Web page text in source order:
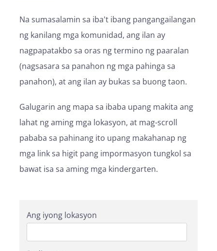
Na sumasalamin sa iba't ibang pangangailangan
ng kanilang mga komunidad, ang ilan ay
nagpapatakbo sa oras ng termino ng paaralan
(nagsasara sa panahon ng mga pahinga sa
panahon), at ang ilan ay bukas sa buong taon.
Galugarin ang mapa sa ibaba upang makita ang
lahat ng aming mga lokasyon, at mag-scroll
pababa sa pahinang ito upang makahanap ng
mga link sa higit pang impormasyon tungkol sa
bawat isa sa aming mga kindergarten.
Ang iyong lokasyon